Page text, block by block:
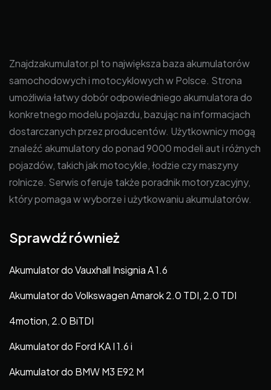
Znajdzakumulator.pl to największa baza akumulatorów
samochodowych i motocyklowych w Polsce. Strona
umożliwia łatwy dobór odpowiedniego akumulatora do
konkretnego modelu pojazdu, bazując na informacjach
dostarczanych przez producentów. Użytkownicy mogą
znaleźć akumulatory do ponad 9000 modeli aut i różnych
pojazdów, takich jak motocykle, łodzie czy maszyny
rolnicze. Serwis oferuje także poradnik motoryzacyjny,
który pomaga w wyborze i użytkowaniu akumulatorów.
Sprawdź również
Akumulator do Vauxhall Insignia A 1.6
Akumulator do Volkswagen Amarok 2.0 TDI, 2.0 TDI
4motion, 2.0 BiTDI
Akumulator do Ford KA I 1.6 i
Akumulator do BMW M3 E92 M